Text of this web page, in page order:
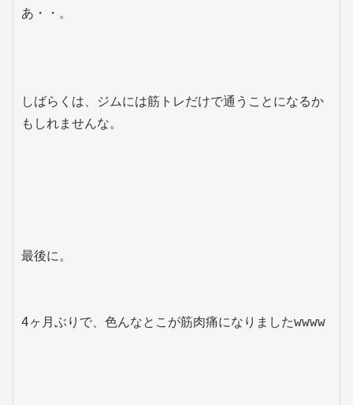
あ・・。
しばらくは、ジムには筋トレだけで通うことになるか
もしれませんな。
最後に。
4ヶ月ぶりで、色んなとこが筋肉痛になりましたwwww